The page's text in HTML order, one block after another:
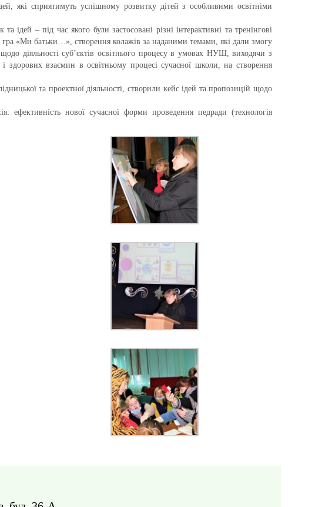
які сприятимуть успішному розвитку дітей з особливими освітніми
ідей – під час якого були застосовані різні інтерактивні та тренінгові
«Ми батьки…», створення колажів за наданими темами, які дали змогу
щодо діяльності суб’єктів освітнього процесу в умовах НУШ, виходячи з
здорових взаємин в освітньому процесі сучасної школи, на створення
та проектної діяльності, створили кейс ідей та пропозицій щодо
ефективність нової сучасної форми проведення педради (технологія